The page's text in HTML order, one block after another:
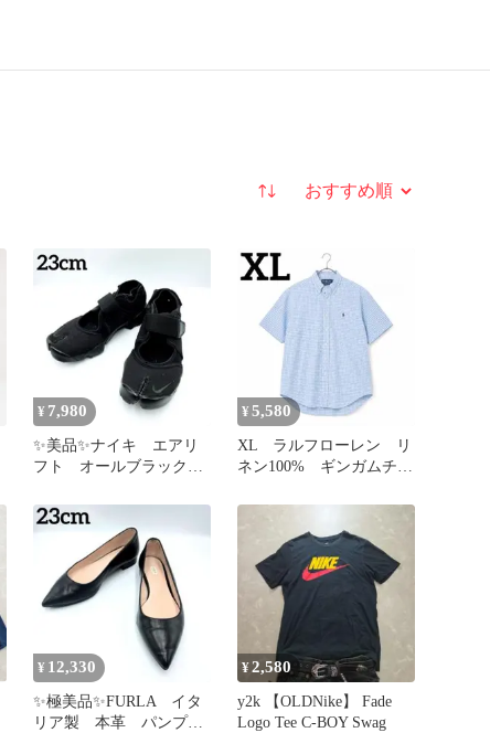
並び替え
¥ 7,980
✨美品✨ナイキ エアリ
フト オールブラック
¥ 5,580
XL ラルフローレン リ
ネン100% ギンガムチェ
ゆるだぼ
¥ 12,330
✨極美品✨FURLA イタ
リア製 本革 パンプ
¥2,580
y2k 【OLDNike】 Fade
Logo Tee C-BOY Swag